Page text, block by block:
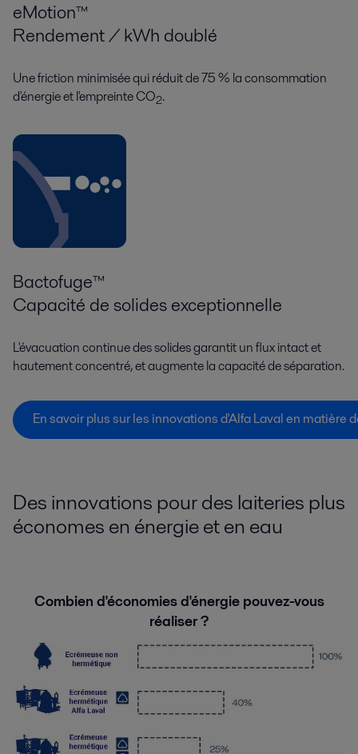
eMotion™
Rendement / kWh doublé
Une friction minimisée qui réduit de 75 % la consommation
d'énergie et l'empreinte CO2.
Bactofuge™
Capacité de solides exceptionnelle
L'évacuation continue des solides garantit un flux intact et
hautement concentré, et augmente la capacité de séparation.
En savoir plus sur les innovations d'Alfa Laval en matière
Des innovations pour des laiteries plus
économes en énergie et en eau
Combien d'économies d'énergie pouvez-vous
réaliser ?